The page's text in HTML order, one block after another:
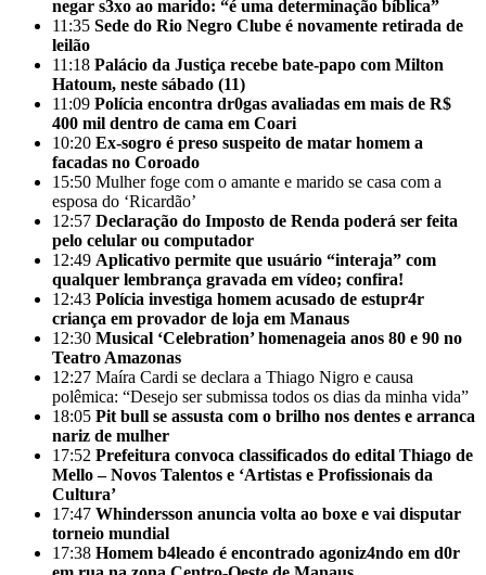
negar s3xo ao marido: “é uma determinação bíblica”
11:35 Sede do Rio Negro Clube é novamente retirada de
leilão
11:18 Palácio da Justiça recebe bate-papo com Milton
Hatoum, neste sábado (11)
11:09 Polícia encontra dr0gas avaliadas em mais de R$
400 mil dentro de cama em Coari
10:20 Ex-sogro é preso suspeito de matar homem a
facadas no Coroado
15:50 Mulher foge com o amante e marido se casa com a
esposa do ‘Ricardão’
12:57 Declaração do Imposto de Renda poderá ser feita
pelo celular ou computador
12:49 Aplicativo permite que usuário “interaja” com
qualquer lembrança gravada em vídeo; confira!
12:43 Polícia investiga homem acusado de estupr4r
criança em provador de loja em Manaus
12:30 Musical ‘Celebration’ homenageia anos 80 e 90 no
Teatro Amazonas
12:27 Maíra Cardi se declara a Thiago Nigro e causa
polêmica: “Desejo ser submissa todos os dias da minha vida”
18:05 Pit bull se assusta com o brilho nos dentes e arranca
nariz de mulher
17:52 Prefeitura convoca classificados do edital Thiago de
Mello – Novos Talentos e ‘Artistas e Profissionais da
Cultura’
17:47 Whindersson anuncia volta ao boxe e vai disputar
torneio mundial
17:38 Homem b4leado é encontrado agoniz4ndo em d0r